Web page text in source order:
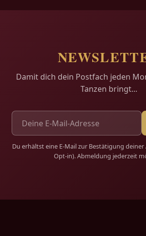
Damit dich dein Postfach jeden
Tanzen bringt...
Du erhältst eine E-Mail zur Bestätigung
Opt-in). Abmeldung jederzeit